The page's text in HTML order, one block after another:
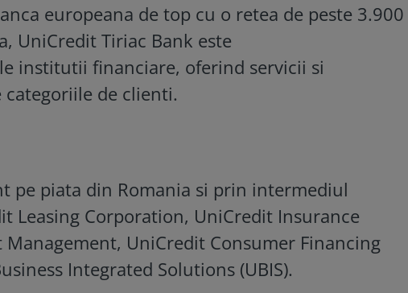
europeana de top cu o retea de peste 3.900
UniCredit Tiriac Bank este
institutii financiare, oferind servicii si
de clienti.
pe piata din Romania si prin intermediul
Leasing Corporation, UniCredit Insurance
Management, UniCredit Consumer Financing
Integrated Solutions (UBIS).